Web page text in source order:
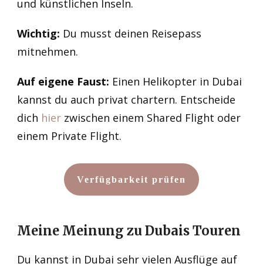
und künstlichen Inseln.
Wichtig: Du musst deinen Reisepass
mitnehmen.
Auf eigene Faust: Einen Helikopter in Dubai
kannst du auch privat chartern. Entscheide
dich hier zwischen einem Shared Flight oder
einem Private Flight.
Verfügbarkeit prüfen
Meine Meinung zu Dubais Touren
Du kannst in Dubai sehr vielen Ausflüge auf